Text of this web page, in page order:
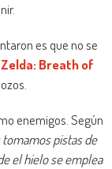
es que no se
Breath of
enemigos. Según
tomamos pistas de
el hielo se emplea